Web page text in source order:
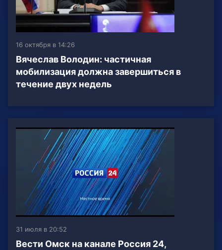
16 октября в 14:26
Вячеслав Володин: частичная
мобилизация должна завершиться в
течение двух недель
31 июля в 20:52
Вести Омск на канале Россия 24,